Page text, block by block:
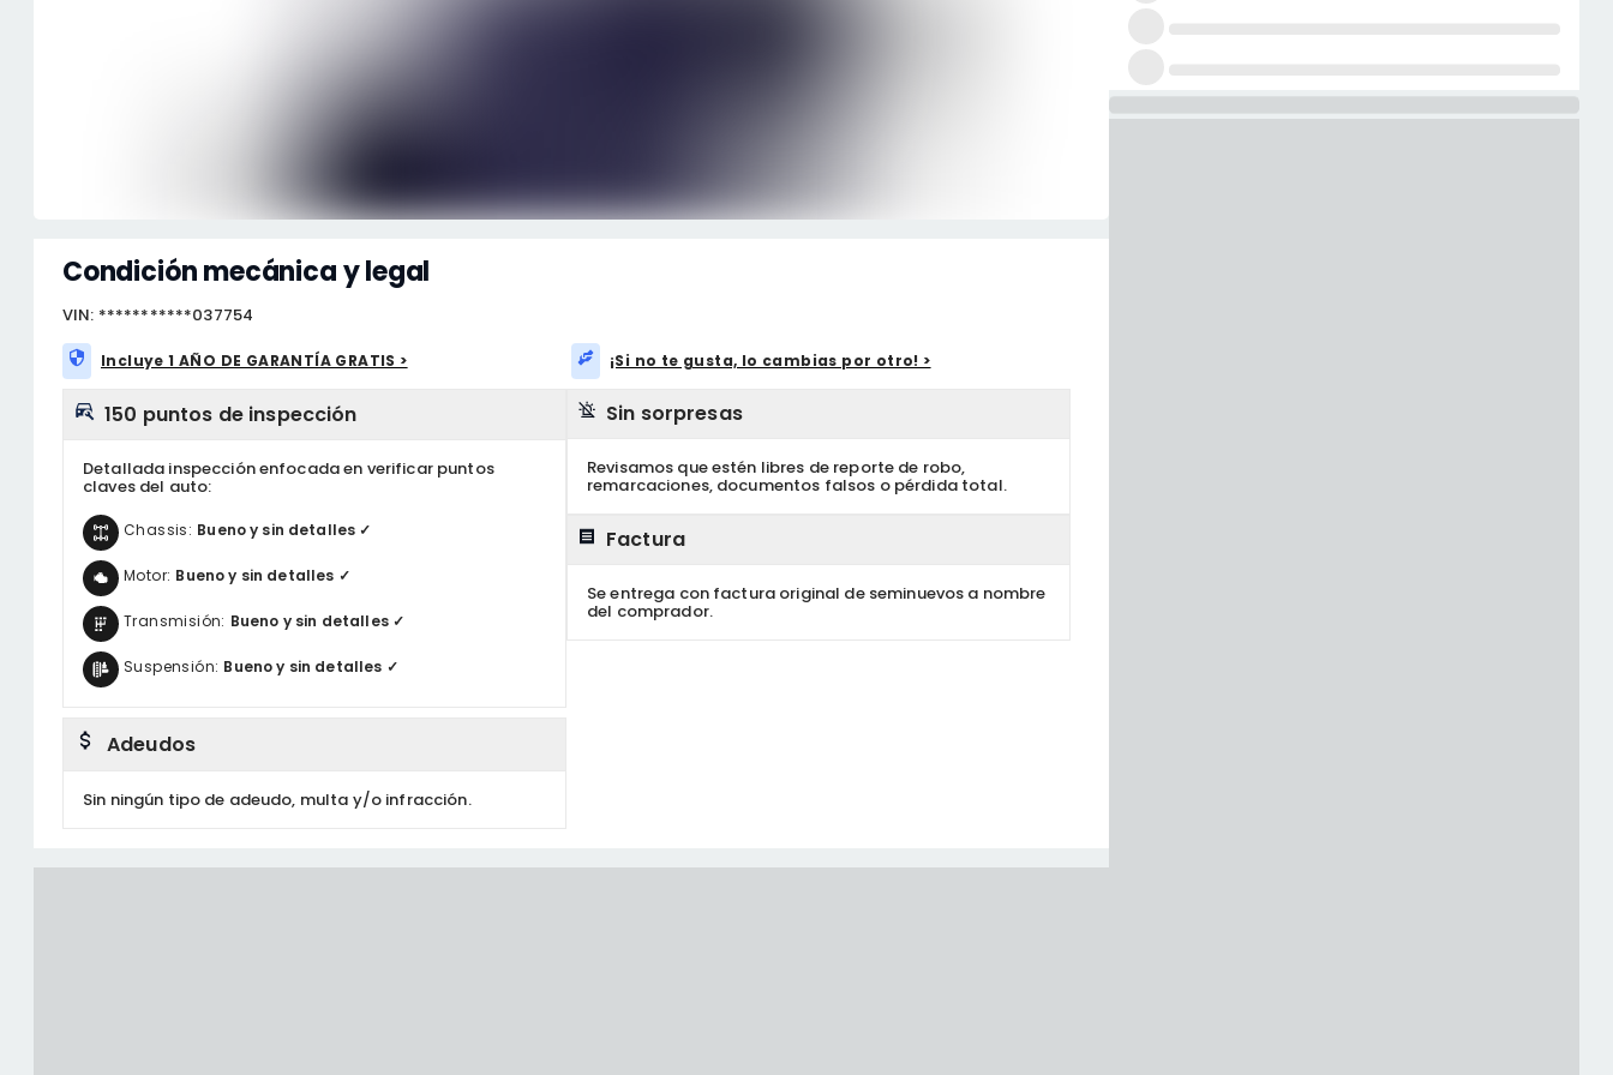
Condición mecánica y legal
VIN: ***********037754
Incluye 1 AÑO DE GARANTÍA GRATIS > ¡Si no te gusta, lo cambias por otro! >
150 puntos de inspección
Detallada inspección enfocada en verificar puntos
claves del auto:
Chassis: Bueno y sin detalles ✓
Motor: Bueno y sin detalles ✓
Transmisión: Bueno y sin detalles ✓
Suspensión: Bueno y sin detalles ✓
Adeudos
Sin ningún tipo de adeudo, multa y/o infracción.
Sin sorpresas
Revisamos que estén libres de reporte de robo,
remarcaciones, documentos falsos o pérdida total.
Factura
Se entrega con factura original de seminuevos a nombre
del comprador.